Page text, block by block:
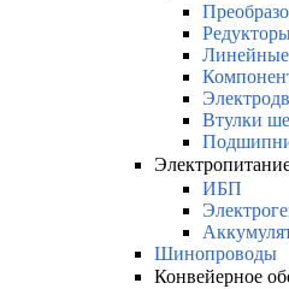
Втулки
ИБП
Шинопроводы
Конвейерное